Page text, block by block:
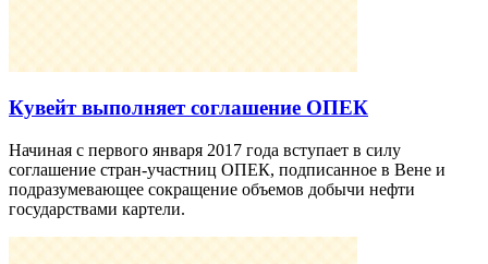
Кувейт выполняет соглашение ОПЕК
Начиная с первого января 2017 года вступает в силу
соглашение стран-участниц ОПЕК, подписанное в Вене и
подразумевающее сокращение объемов добычи нефти
государствами картели.